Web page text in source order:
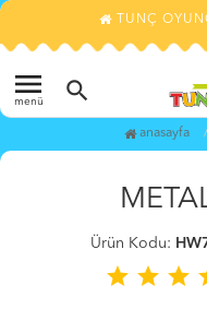
TUNÇ
menu
menü search
anasayfa
Ürün Kodu:
star star star